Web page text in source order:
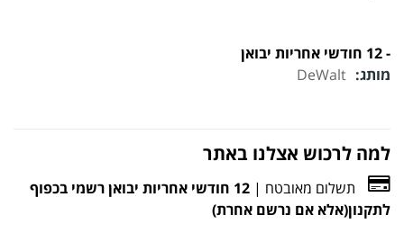
- 12 חודשי אחריות יבואן
מותג: DeWalt
למה לרכוש אצלנו באתר
תשלום מאובטח |
12 חודשי אחריות יבואן רשמי בכפוף
לתקנון(אלא אם נרשם אחרת)